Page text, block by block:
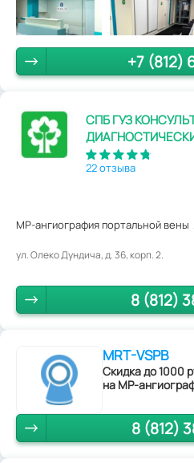
+7 (812)
СПБ ГУЗ
22 отзыва
МР-ангиография портальной вены
ул. Олеко Дундича, д. 36, корп. 2.
8 (812)
MRT-VSPB
Скидка до 1000
на МР-
8 (812)